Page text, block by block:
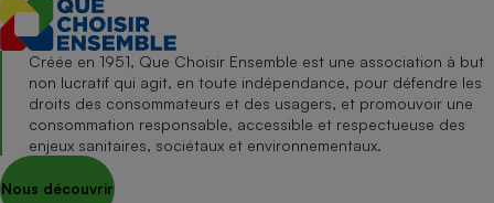
Créée en 1951, Que Choisir Ensemble est une association à but
non lucratif qui agit, en toute indépendance, pour défendre les
droits des consommateurs et des usagers, et promouvoir une
consommation responsable, accessible et respectueuse des
enjeux sanitaires, sociétaux et environnementaux.
Nous découvrir